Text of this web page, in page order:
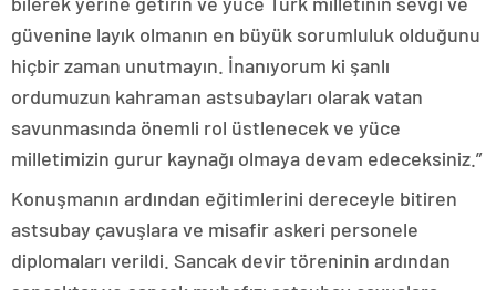
güvenine layık olmanın en büyük sorumluluk olduğunu
hiçbir zaman unutmayın. İnanıyorum ki şanlı
ordumuzun kahraman astsubayları olarak vatan
savunmasında önemli rol üstlenecek ve yüce
milletimizin gurur kaynağı olmaya devam edeceksiniz.”
Konuşmanın ardından eğitimlerini dereceyle bitiren
astsubay çavuşlara ve misafir askeri personele
diplomaları verildi. Sancak devir töreninin ardından